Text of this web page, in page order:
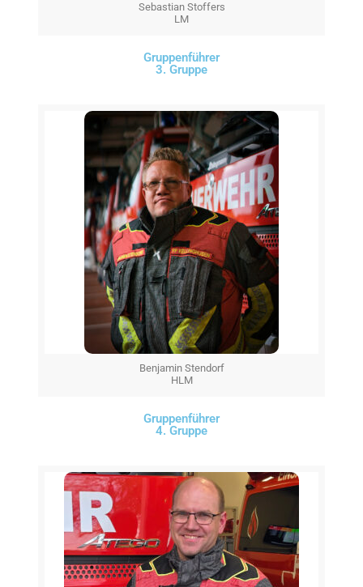
Sebastian Stoffers
LM
Gruppenführer
3. Gruppe
Benjamin Stendorf
HLM
Gruppenführer
4. Gruppe